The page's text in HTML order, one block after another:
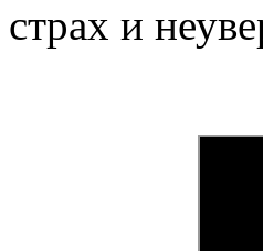
страх и